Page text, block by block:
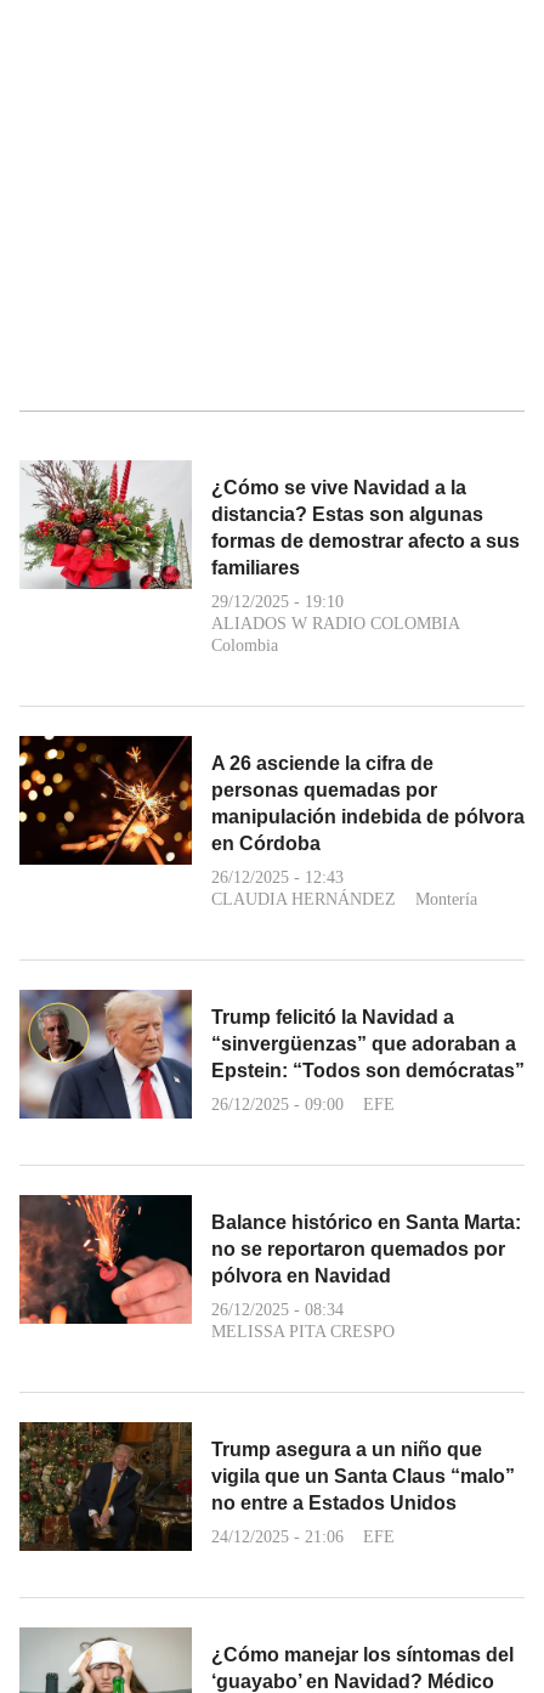
¿Cómo se vive Navidad a la
distancia? Estas son algunas
formas de demostrar afecto a sus
familiares
29/12/2025 - 19:10
ALIADOS W RADIO COLOMBIA
Colombia
A 26 asciende la cifra de
personas quemadas por
manipulación indebida de pólvora
en Córdoba
26/12/2025 - 12:43
CLAUDIA HERNÁNDEZ
Montería
Trump felicitó la Navidad a
“sinvergüenzas” que adoraban a
Epstein: “Todos son demócratas”
26/12/2025 - 09:00 EFE
Balance histórico en Santa Marta:
no se reportaron quemados por
pólvora en Navidad
26/12/2025 - 08:34
MELISSA PITA CRESPO
Trump asegura a un niño que
vigila que un Santa Claus “malo”
no entre a Estados Unidos
24/12/2025 - 21:06 EFE
¿Cómo manejar los síntomas del
‘guayabo’ en Navidad? Médico